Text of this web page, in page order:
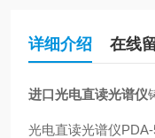
详细介绍 在线
进口光电直读光谱仪
光电直读光谱仪